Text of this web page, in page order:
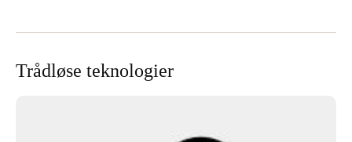
Trådløse teknologier